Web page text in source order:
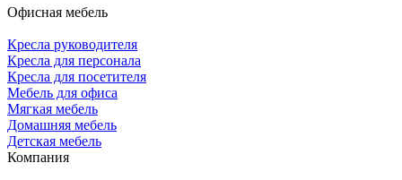
Офисная мебель
Кресла руководителя
Кресла для персонала
Кресла для посетителя
Мебель для офиса
Мягкая мебель
Домашняя мебель
Детская мебель
Компания